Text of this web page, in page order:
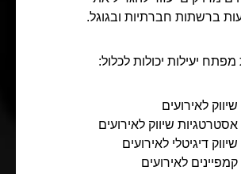
ברשתות חברתיות ובגוגל.
מפתח יעילות יכולות לכלול:
שיווק לאירועים
אסטרטגיות שיווק לאירועים
שיווק דיגיטלי לאירועים
קמפיינים לאירועים